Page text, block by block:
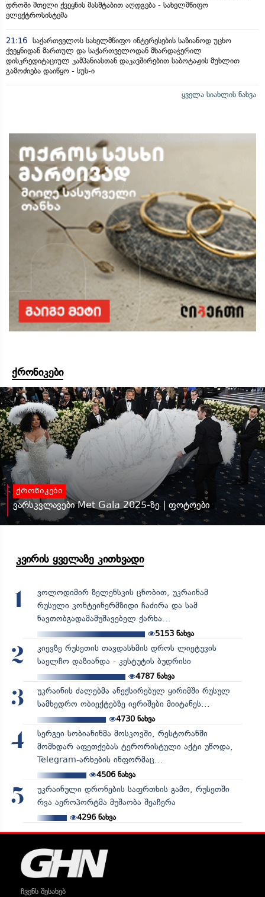
დროში მთელი ქვეყნის მასშტაბით აღდგება - სახელმწიფო
ელექტროსისტემა
21:16 საქართველოს სახელმწიფო ინტერესების საზიანოდ უცხო
ქვეყნიდან მართულ და საქართველოდან მხარდაჭერილ
დისკრედიტაციულ კამპანიასთან დაკავშირებით საბოტაჟის მუხლით
გამოძიება დაიწყო - სუს-ი
ყველა სიახლის ნახვა
ქრონიკები
ქრონიკები
ვარსკვლავები Met Gala 2025-ზე | ფოტოები
კვირის ყველაზე კითხვადი
1
ვოლოდიმირ ზელენსკის ცნობით, უკრაინამ
რუსული კონტეინერმზიდი ჩაძირა და სამ
ნავთობგადამამუშავებელ ქარხა...
5153 ნახვა
2
კიევზე რუსეთის თავდასხმის დროს ლიეტუვის
საელჩო დაზიანდა - კესტუტის ბუდრისი
4787ნახვა
3
უკრაინის ძალებმა ანექსირებულ ყირიმში რუსულ
სამხედრო ობიექტებზე იერიშები მიიტანეს...
4730ნახვა
4
სერგეი სობიანინმა მოსკოვში, რესტორანში
მომხდარ აფეთქებას ტერორისტული აქტი უწოდა,
Telegram-არხების ინფორმაც...
4506ნახვა
5
უკრაინული დრონების საფრთხის გამო, რუსეთში
რვა აეროპორტმა მუშაობა შეაჩერა
4296ნახვა
ჩვენს შესახებ